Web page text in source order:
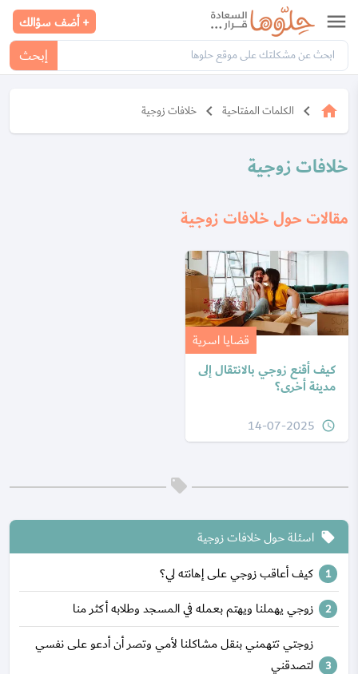
menu
إبحث
+ أضف سؤالك
home
keyboard_arrow_left الكلمات المفتاحية keyboard_arrow_left خلافات زوجية
خلافات زوجية
مقالات حول خلافات زوجية
قضايا اسرية
كيف أقنع زوجي بالانتقال إلى
مدينة أخرى؟
query_builder
14-07-2025
local_offer اسئلة حول خلافات زوجية
كيف أعاقب زوجي على إهانته لي؟
زوجي يهملنا ويهتم بعمله في المسجد وطلابه أكثر منا
زوجتي تتهمني بنقل مشاكلنا لأمي وتصر أن أدعو على نفسي
لتصدقني